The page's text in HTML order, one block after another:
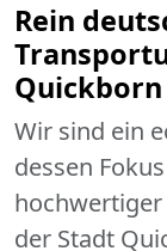
Rein
Quickborn
Wir sind ein
dessen
der Stadt